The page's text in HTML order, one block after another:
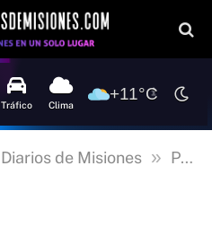
Tráfico Clima
+11°C
Diarios de Misiones » Posadas